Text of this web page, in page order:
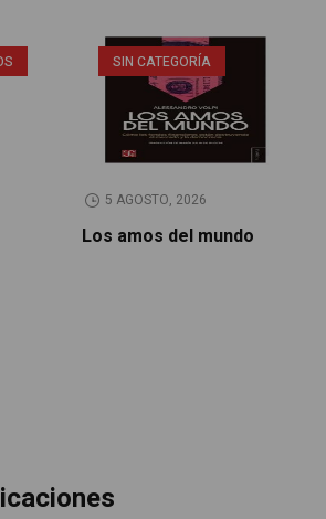
SIN CATEGORÍA
5 AGOSTO, 2026
Los amos del mundo